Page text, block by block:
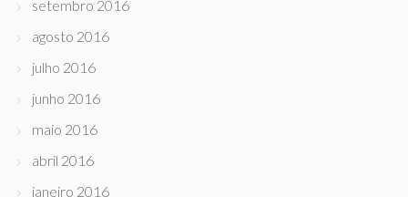
setembro 2016
agosto 2016
julho 2016
junho 2016
maio 2016
abril 2016
janeiro 2016